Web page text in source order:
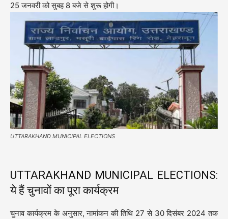
25 जनवरी को सुबह 8 बजे से शुरू होगी।
UTTARAKHAND MUNICIPAL ELECTIONS
UTTARAKHAND MUNICIPAL ELECTIONS:
ये हैं चुनावों का पूरा कार्यक्रम
चुनाव कार्यक्रम के अनुसार, नामांकन की तिथि 27 से 30 दिसंबर 2024 तक